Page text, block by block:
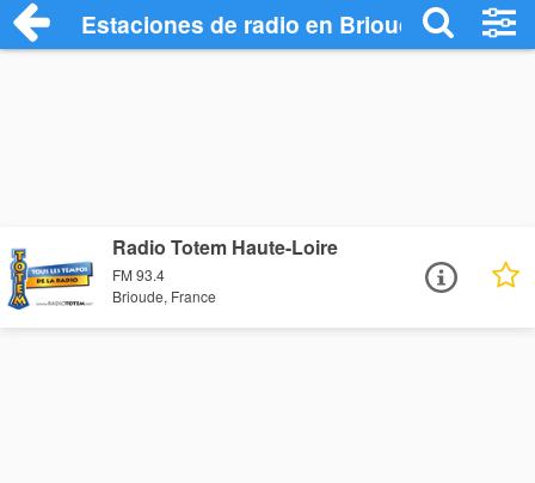
Estaciones de radio en Brioude -
Radio Totem Haute-Loire
FM 93.4
Brioude, France